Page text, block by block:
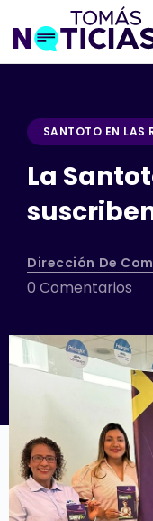
SANTOTO EN LAS
La
Dirección De
0 Comentarios